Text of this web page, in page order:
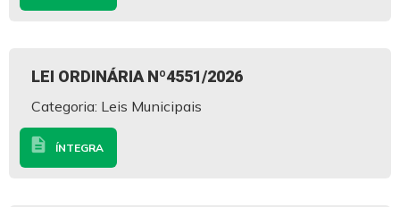
LEI ORDINÁRIA Nº4551/2026
Categoria: Leis Municipais
description ÍNTEGRA